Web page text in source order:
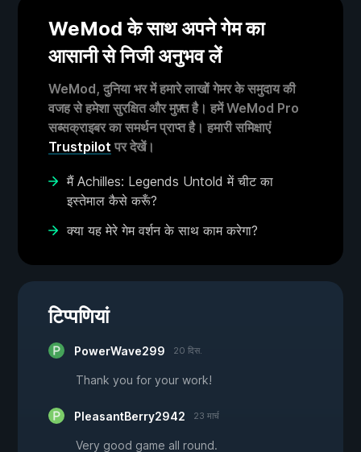
WeMod के साथ अपने गेम का
आसानी से निजी अनुभव लें
WeMod, दुनिया भर में हमारे लाखों गेमर के समुदाय की
वजह से हमेशा सुरक्षित और मुफ़्त है। हमें WeMod Pro
सब्सक्राइबर का समर्थन प्राप्त है। हमारी समिक्षाएं
Trustpilot पर देखें।
मैं Achilles: Legends Untold में चीट का
इस्तेमाल कैसे करूँ?
क्या यह मेरे गेम वर्शन के साथ काम करेगा?
टिप्पणियां
PowerWave299 20 दिस.
Thank you for your work!
PleasantBerry2942 23 मार्च
Very good game all round.